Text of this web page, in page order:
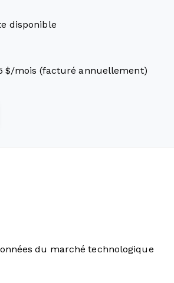
disponible
$/mois (facturé annuellement)
du marché technologique